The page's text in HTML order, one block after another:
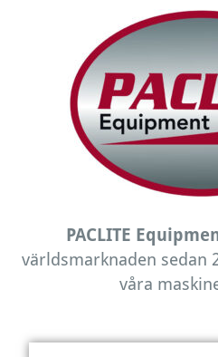
PACLITE
världsmarknaden sedan
våra